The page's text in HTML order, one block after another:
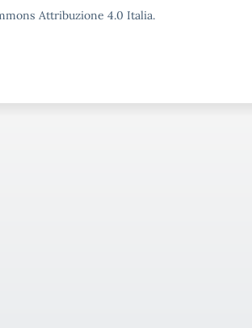
Attribuzione 4.0 Italia.